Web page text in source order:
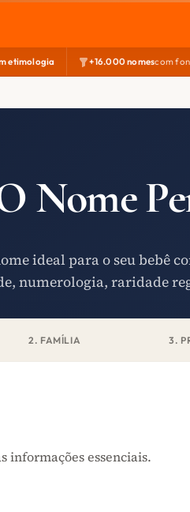
etimologia +16.000 nomescom
Nome
ideal para o seu bebê
numerologia, raridade
2. FAMÍLIA 3.
informações essenciais.